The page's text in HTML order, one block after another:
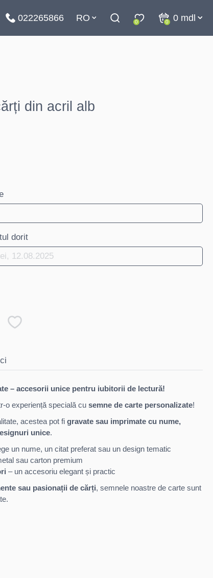
022265866 RO 0 0 0 mdl
din acril alb
dorit
– accesorii unice pentru iubitorii de lectură!
o experiență specială cusemne de carte personalizate!
acestea pot figravate sau imprimate cu nume,
unice.
un nume, un citat preferat sau un design tematic
sau carton premium
– un accesoriu elegant și practic
sau pasionații de cărți, semnele noastre de carte sunt